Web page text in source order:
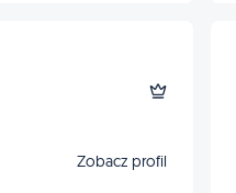
Zobacz profil